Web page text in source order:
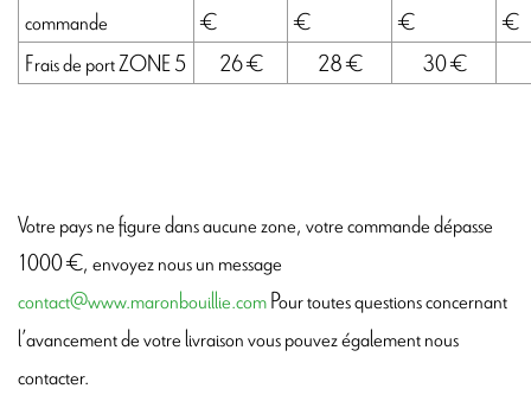
commande
€
€
€
€
Frais de port ZONE 5
26 € 28 € 30 €
Votre pays ne figure dans aucune zone, votre commande dépasse
1000 €, envoyez nous un message
contact@www.maronbouillie.comPour toutes questions concernant
l’avancement de votre livraison vous pouvez également nous
contacter.